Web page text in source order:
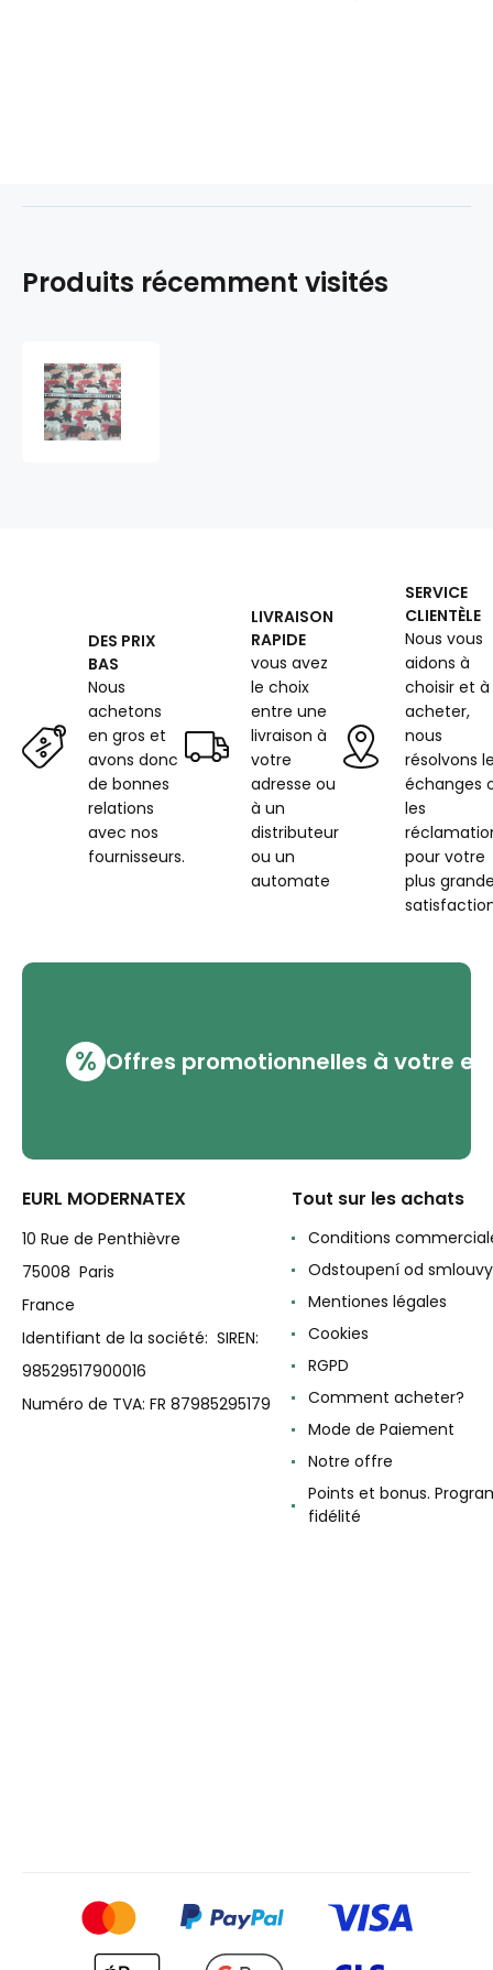
Produits récemment visités
DES PRIX
BAS
Nous
achetons
en gros et
avons donc
de bonnes
relations
avec nos
fournisseurs.
LIVRAISON
RAPIDE
vous avez
le choix
entre une
livraison à
votre
adresse ou
à un
distributeur
ou un
automate
SERVICE
CLIENTÈLE
Nous vous
aidons à
choisir et à
acheter,
nous
résolvons
échanges
les
pour votre
plus
% Offres promotionnelles à votre
EURL MODERNATEX
10 Rue de Penthièvre
75008 Paris
France
Identifiant de la société: SIREN:
98529517900016
Numéro de TVA: FR 87985295179
Tout sur les achats
Conditions
Odstoupení od smlouvy
Mentiones légales
Cookies
RGPD
Comment acheter?
Mode de Paiement
Notre offre
Points et bonus.
fidélité